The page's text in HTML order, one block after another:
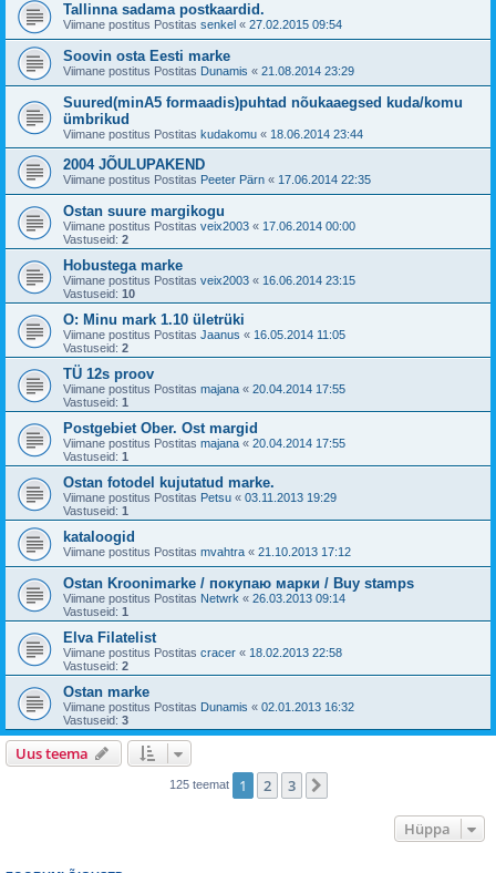
Tallinna sadama postkaardid.
Viimane postitus Postitas senkel « 27.02.2015 09:54
Soovin osta Eesti marke
Viimane postitus Postitas Dunamis « 21.08.2014 23:29
Suured(minA5 formaadis)puhtad nõukaaegsed kuda/komu
ümbrikud
Viimane postitus Postitas kudakomu « 18.06.2014 23:44
2004 JÕULUPAKEND
Viimane postitus Postitas Peeter Pärn « 17.06.2014 22:35
Ostan suure margikogu
Viimane postitus Postitas veix2003 « 17.06.2014 00:00
Vastuseid: 2
Hobustega marke
Viimane postitus Postitas veix2003 « 16.06.2014 23:15
Vastuseid: 10
O: Minu mark 1.10 ületrüki
Viimane postitus Postitas Jaanus « 16.05.2014 11:05
Vastuseid: 2
TÜ 12s proov
Viimane postitus Postitas majana « 20.04.2014 17:55
Vastuseid: 1
Postgebiet Ober. Ost margid
Viimane postitus Postitas majana « 20.04.2014 17:55
Vastuseid: 1
Ostan fotodel kujutatud marke.
Viimane postitus Postitas Petsu « 03.11.2013 19:29
Vastuseid: 1
kataloogid
Viimane postitus Postitas mvahtra « 21.10.2013 17:12
Ostan Kroonimarke / покупаю марки / Buy stamps
Viimane postitus Postitas Netwrk « 26.03.2013 09:14
Vastuseid: 1
Elva Filatelist
Viimane postitus Postitas cracer « 18.02.2013 22:58
Vastuseid: 2
Ostan marke
Viimane postitus Postitas Dunamis « 02.01.2013 16:32
Vastuseid: 3
Uus teema
125 teemat 1 2 3
Hüppa